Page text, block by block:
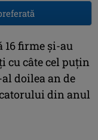
16 firme şi-au
cu câte cel puţin
doilea an de
din anul